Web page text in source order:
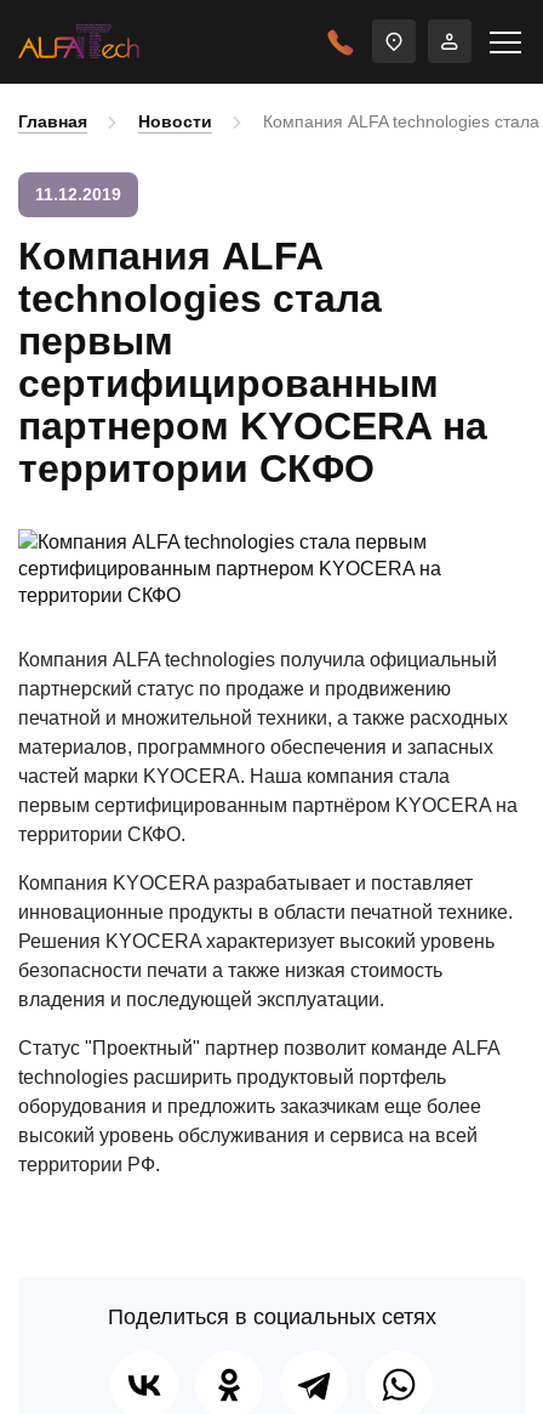
Главная Новости Компания ALFA technologies
11.12.2019
Компания ALFA
technologies стала
первым
сертифицированным
партнером KYOCERA на
территории СКФО
Компания ALFA technologies получила официальный
партнерский статус по продаже и продвижению
печатной и множительной техники, а также расходных
материалов, программного обеспечения и запасных
частей марки KYOCERA. Наша компания стала
первым сертифицированным партнёром KYOCERA на
территории СКФО.
Компания KYOCERA разрабатывает и поставляет
инновационные продукты в области печатной технике.
Решения KYOCERA характеризует высокий уровень
безопасности печати а также низкая стоимость
владения и последующей эксплуатации.
Статус "Проектный" партнер позволит команде ALFA
technologies расширить продуктовый портфель
оборудования и предложить заказчикам еще более
высокий уровень обслуживания и сервиса на всей
территории РФ.
Поделиться в социальных сетях